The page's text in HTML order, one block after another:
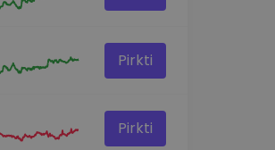
Pirkti
Pirkti